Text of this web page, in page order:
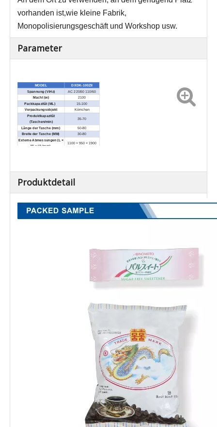
vorhanden ist,wie kleine Fabrik,
Monopolisierungsgeschäft und Workshop usw.
Parameter
MODEL
DXDK-100ZII
Spannung (V/Hz)
AC 220/50 110/60
Macht (w)
2100
Packkapazität (ML)
15-100
Verpackungsobjekt
Körnchen
Produktkapazität
(Taschen/min)
35-70
Länge der Tasche (mm)
50-80
Breite der Tasche (MM)
30-80
Externe Abmessungen (L ×
W × H) (mm)
1100 × 950 × 1900
Produktdetail